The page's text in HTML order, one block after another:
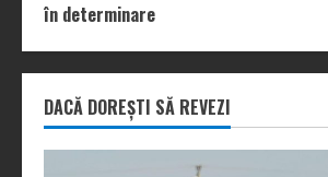
în determinare
DACĂ DOREȘTI SĂ REVEZI